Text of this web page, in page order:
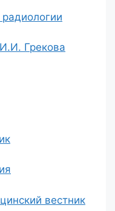
Грекова
вестник